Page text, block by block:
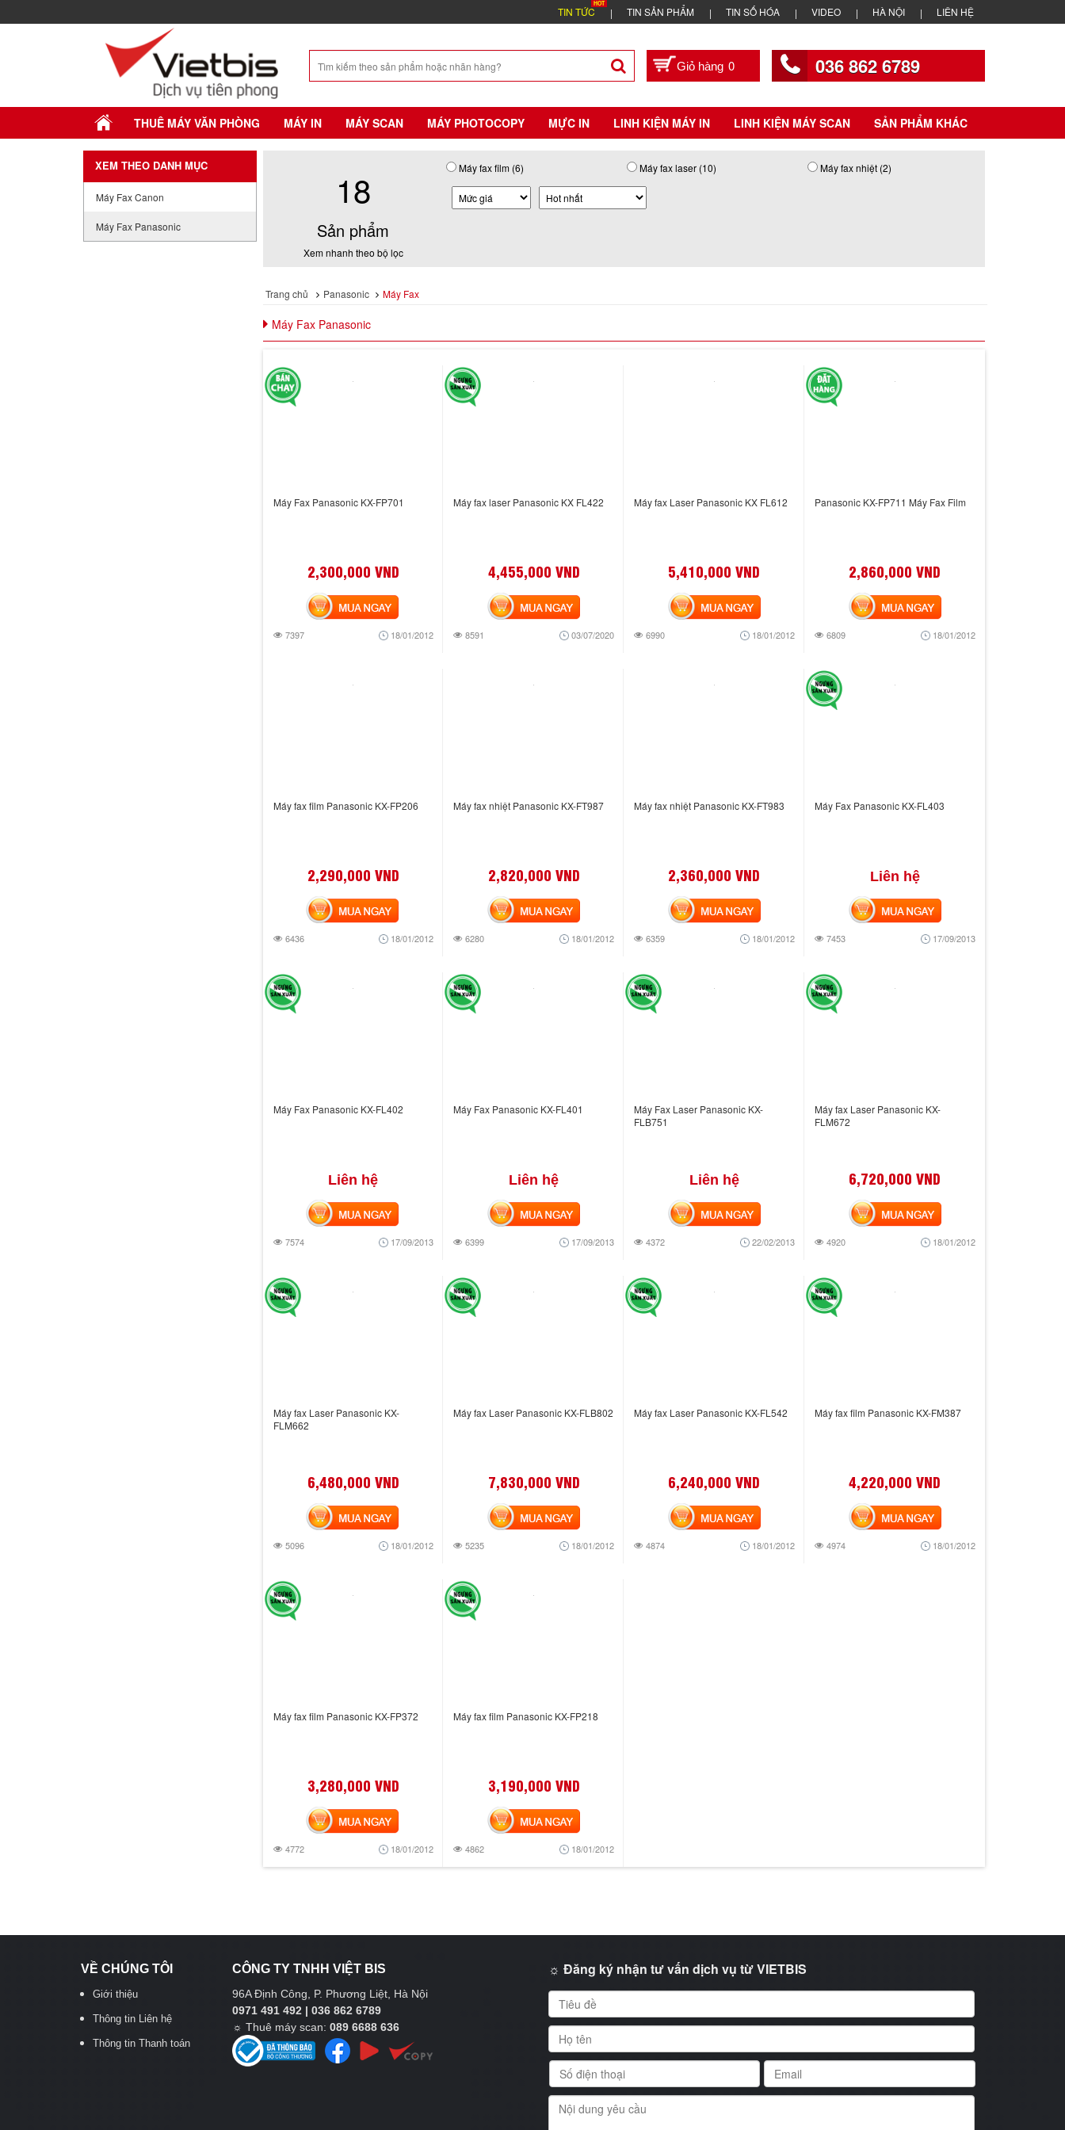
TIN TỨC TIN SẢN PHẨM TIN SỐ HÓA VIDEO HÀ NỘI LIÊN HỆ
0 036 862 6789
THUÊ MÁY VĂN PHÒNG MÁY IN MÁY SCAN MÁY PHOTOCOPY MỰC IN LINH KIỆN MÁY IN LINH KIỆN MÁY SCAN SẢN PHẨM KHÁC
XEM THEO DANH MỤC
Máy Fax Canon
Máy Fax Panasonic
18
Sản phẩm
Xem nhanh theo bộ lọc
Máy fax film (6) Máy fax laser (10) Máy fax nhiệt (2)
Trang chủ Panasonic Máy Fax
Máy Fax Panasonic
Máy Fax Panasonic KX-FP701
2,300,000 VND
7397 18/01/2012
MUA NGAY
Máy fax laser Panasonic KX FL422
4,455,000 VND
8591 03/07/2020
MUA NGAY
Máy fax Laser Panasonic KX FL612
5,410,000 VND
6990 18/01/2012
MUA NGAY
Panasonic KX-FP711 Máy Fax Film
2,860,000 VND
6809 18/01/2012
MUA NGAY
Máy fax film Panasonic KX-FP206
2,290,000 VND
6436 18/01/2012
MUA NGAY
Máy fax nhiệt Panasonic KX-FT987
2,820,000 VND
6280 18/01/2012
MUA NGAY
Máy fax nhiệt Panasonic KX-FT983
2,360,000 VND
6359 18/01/2012
MUA NGAY
Máy Fax Panasonic KX-FL403
Liên hệ
7453 17/09/2013
MUA NGAY
Máy Fax Panasonic KX-FL402
Liên hệ
7574 17/09/2013
MUA NGAY
Máy Fax Panasonic KX-FL401
Liên hệ
6399 17/09/2013
MUA NGAY
Máy Fax Laser Panasonic KX-
FLB751
Liên hệ
4372 22/02/2013
MUA NGAY
Máy fax Laser Panasonic KX-
FLM672
6,720,000 VND
4920 18/01/2012
MUA NGAY
Máy fax Laser Panasonic KX-
FLM662
6,480,000 VND
5096 18/01/2012
MUA NGAY
Máy fax Laser Panasonic KX-FLB802
7,830,000 VND
5235 18/01/2012
MUA NGAY
Máy fax Laser Panasonic KX-FL542
6,240,000 VND
4874 18/01/2012
MUA NGAY
Máy fax film Panasonic KX-FM387
4,220,000 VND
4974 18/01/2012
MUA NGAY
Máy fax film Panasonic KX-FP372
3,280,000 VND
4772 18/01/2012
MUA NGAY
Máy fax film Panasonic KX-FP218
3,190,000 VND
4862 18/01/2012
MUA NGAY
VỀ CHÚNG TÔI
Giới thiệu
Thông tin Liên hệ
Thông tin Thanh toán
CÔNG TY TNHH VIỆT BIS
96A Định Công, P. Phương Liệt, Hà Nội
0971 491 492 | 036 862 6789
☼Thuê máy scan:089 6688 636
☼ Đăng ký nhận tư vấn dịch vụ từ VIETBIS